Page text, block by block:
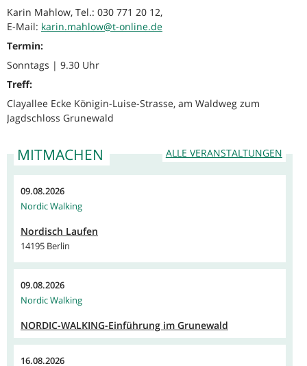
Karin Mahlow, Tel.: 030 771 20 12,
E-Mail: karin.mahlow@t-online.de
Termin:
Sonntags | 9.30 Uhr
Treff:
Clayallee Ecke Königin-Luise-Strasse, am Waldweg zum
Jagdschloss Grunewald
ALLE VERANSTALTUNGEN
MITMACHEN
09.08.2026
Nordic Walking
Nordisch Laufen
14195 Berlin
09.08.2026
Nordic Walking
NORDIC-WALKING-Einführung im Grunewald
16.08.2026